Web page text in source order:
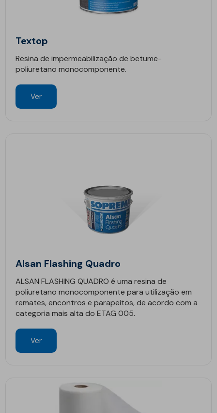
Textop
Resina de impermeabilização de betume-
poliuretano monocomponente.
Ver
Alsan Flashing Quadro
ALSAN FLASHING QUADRO é uma resina de
poliuretano monocomponente para utilização em
remates, encontros e parapeitos, de acordo com a
categoria mais alta do ETAG 005.
Ver